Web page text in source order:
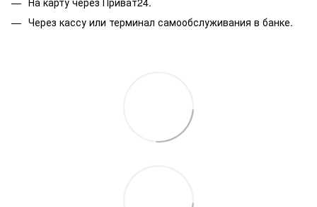
Через кассу или терминал самообслуживания в банке.